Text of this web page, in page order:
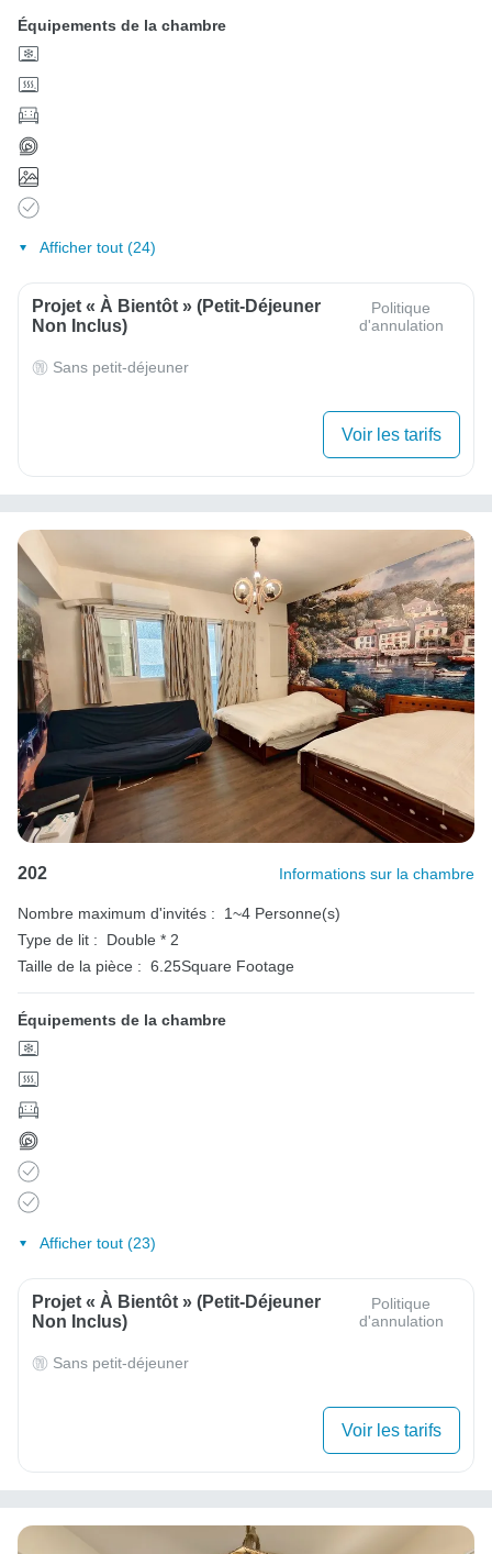
Équipements de la chambre
Afficher tout (24)
Projet « À Bientôt » (Petit-Déjeuner
Non Inclus)
Politique
d'annulation
Sans petit-déjeuner
Voir les tarifs
202 Informations sur la chambre
Nombre maximum d'invités :
1~4 Personne(s)
Type de lit :
Double * 2
Taille de la pièce : 6.25Square Footage
Équipements de la chambre
Afficher tout (23)
Projet « À Bientôt » (Petit-Déjeuner
Non Inclus)
Politique
d'annulation
Sans petit-déjeuner
Voir les tarifs